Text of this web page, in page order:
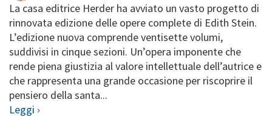
La casa editrice Herder ha avviato un vasto progetto di
rinnovata edizione delle opere complete di Edith Stein.
L’edizione nuova comprende ventisette volumi,
suddivisi in cinque sezioni. Un’opera imponente che
rende piena giustizia al valore intellettuale dell’autrice e
che rappresenta una grande occasione per riscoprire il
pensiero della santa...
Leggi ›